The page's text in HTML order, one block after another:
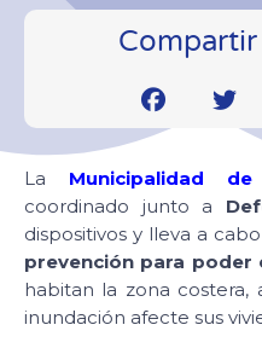
La Municipalidad
coordinado junto a
dispositivos y lleva a
prevención para poder
habitan la zona
inundación afecte sus